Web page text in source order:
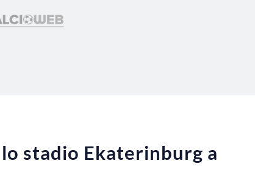
stadio Ekaterinburg a